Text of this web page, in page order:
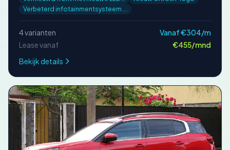
Verbeterd infotainmentsysteem ...
4 varianten
Vanaf €304/m
Lease vanaf
€455/mnd
Bekijk details